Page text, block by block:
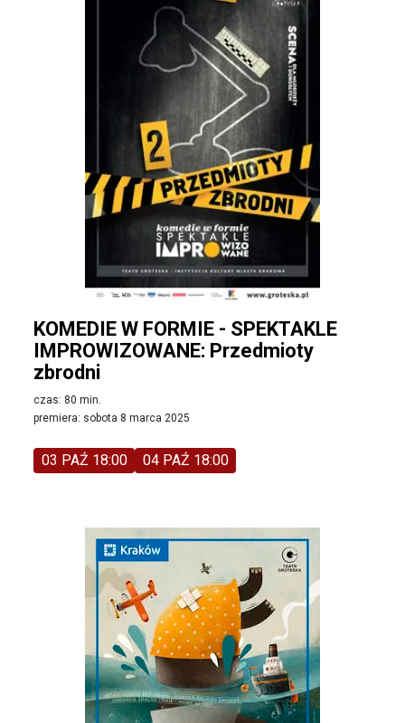
KOMEDIE W FORMIE - SPEKTAKLE
IMPROWIZOWANE: Przedmioty
zbrodni
czas: 80 min.
premiera: sobota 8 marca 2025
03 PAŹ 18:00 04 PAŹ 18:00